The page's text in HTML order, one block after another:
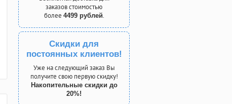
заказов стоимостью
более 4499 рублей.
Скидки для
постоянных клиентов!
Уже на следующий заказ Вы
получите свою первую скидку!
Накопительные скидки до
20%!